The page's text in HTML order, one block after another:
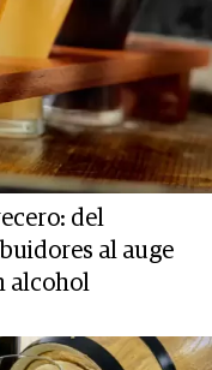
del
al auge
alcohol